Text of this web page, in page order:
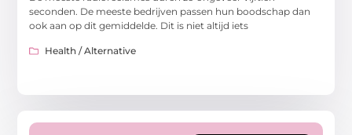
seconden. De meeste bedrijven passen hun boodschap dan
ook aan op dit gemiddelde. Dit is niet altijd iets
Health / Alternative